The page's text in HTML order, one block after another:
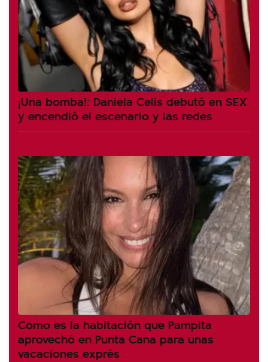
¡Una bomba!: Daniela Celis debutó en SEX
y encendió el escenario y las redes
Como es la habitación que Pampita
aprovechó en Punta Cana para unas
vacaciones exprés